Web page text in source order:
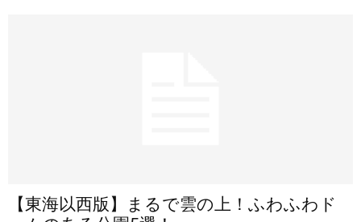
【東海以西版】まるで雲の上！ふわふわド